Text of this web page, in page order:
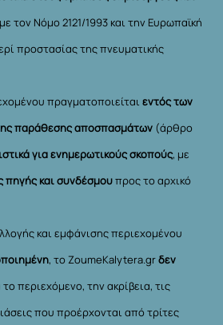
τον Νόμο 2121/1993 και την Ευρωπαϊκή
προστασίας της πνευματικής
πραγματοποιείταιεντός των
παράθεσης αποσπασμάτων (άρθρο
για ενημερωτικούς σκοπούς, με
πηγής και συνδέσμουπρος το αρχικό
και εμφάνισης περιεχομένου
, το ZoumeKalytera.grδεν
το περιεχόμενο, την ακρίβεια, τις
που προέρχονται από τρίτες